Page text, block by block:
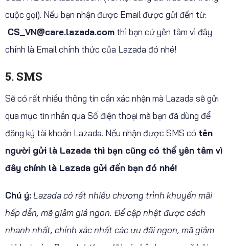
cuộc gọi). Nếu bạn nhận được Email được gửi đến từ:
CS_VN@care.lazada.com thì bạn cứ yên tâm vì đây
chính là Email chính thức của Lazada đó nhé!
5. SMS
Sẽ có rất nhiều thông tin cần xác nhận mà Lazada sẽ gửi
qua mục tin nhắn qua Số điện thoại mà bạn đã dùng để
đăng ký tài khoản Lazada. Nếu nhận được SMS có tên
người gửi là Lazada thì bạn cũng có thể yên tâm vì
đây chính là Lazada gửi đến bạn đó nhé!
Chú ý:Lazada có rất nhiều chương trình khuyến mãi
hấp dẫn, mã giảm giá ngon. Để cập nhật được cách
nhanh nhất, chính xác nhất các ưu đãi ngon, mã giảm